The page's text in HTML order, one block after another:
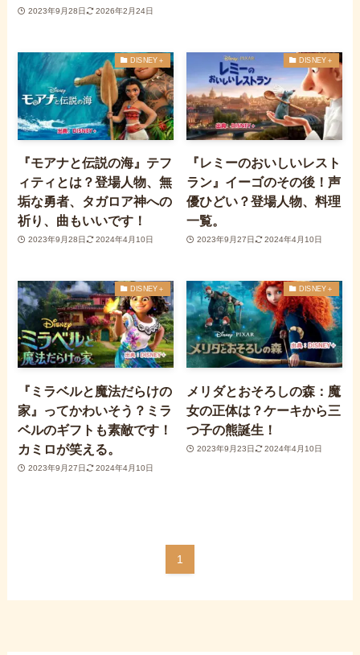
2023年9月28日 2026年2月24日
DISNEY＋
『モアナと伝説の海』テフ
ィティとは？登場人物、無
垢な勇者、タガロア神への
祈り、曲もいいです！
2023年9月28日 2024年4月10日
DISNEY＋
『レミーのおいしいレスト
ラン』イーゴのその後！声
優ひどい？登場人物、料理
一覧。
2023年9月27日 2024年4月10日
DISNEY＋
『ミラベルと魔法だらけの
家』ってかわいそう？ミラ
ベルのギフトも素敵です！
カミロが笑える。
2023年9月27日 2024年4月10日
DISNEY＋
メリダとおそろしの森：魔
女の正体は？ケーキから三
つ子の熊誕生！
2023年9月23日 2024年4月10日
1